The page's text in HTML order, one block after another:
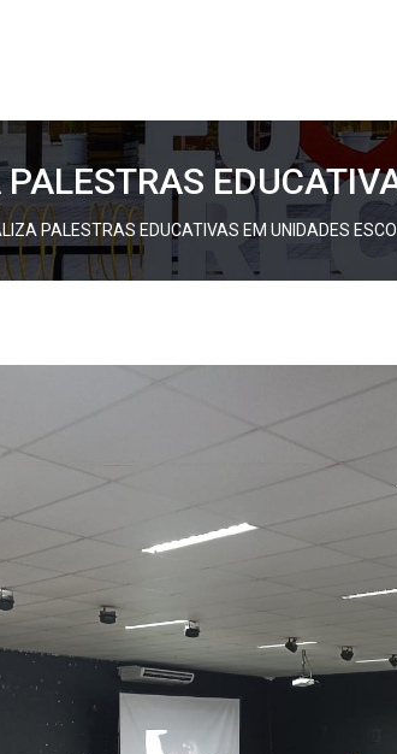
PALESTRAS EDUCATIVAS EM UNIDADES